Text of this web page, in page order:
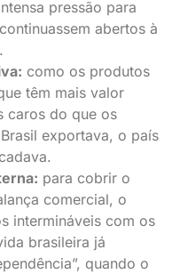
pressão para
abertos à
como os produtos
têm mais valor
caros do que os
exportava, o país
para cobrir o
comercial, o
intermináveis com os
brasileira já
quando o